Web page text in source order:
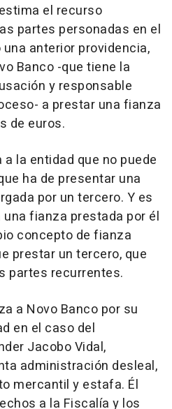
el recurso
partes personadas en el
anterior providencia,
Banco -que tiene la
y responsable
a prestar una fianza
de euros.
la entidad que no puede
ha de presentar una
por un tercero. Y es
fianza prestada por él
concepto de fianza
prestar un tercero, que
partes recurrentes.
a Novo Banco por su
en el caso del
Jacobo Vidal,
administración desleal,
mercantil y estafa. Él
a la Fiscalía y los